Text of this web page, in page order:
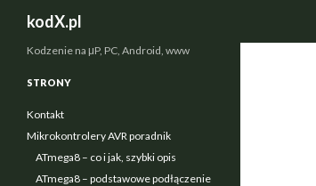
kodX.pl
Kodzenie na μP, PC, Android, www
STRONY
Kontakt
Mikrokontrolery AVR poradnik
ATmega8 – co i jak, szybki opis
ATmega8 – podstawowe podłączenie